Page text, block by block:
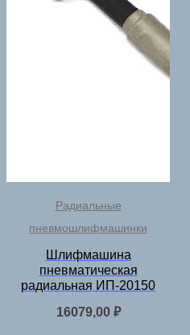
Радиальные
пневмошлифмашинки
Шлифмашина
пневматическая
радиальная ИП-20150
16079,00 ₽